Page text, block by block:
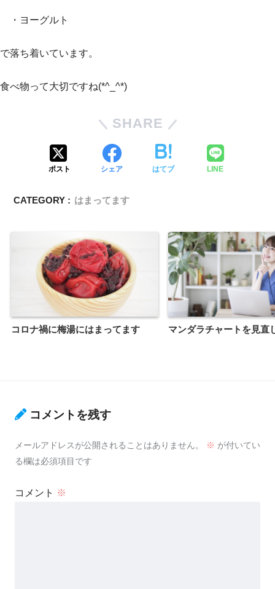
・ヨーグルト
で落ち着いています。
食べ物って大切ですね(*^_^*)
SHARE
ポスト シェア はてブ LINE
CATEGORY : はまってます
コロナ禍に梅湯にはまってます マンダラチャートを見直
コメントを残す
メールアドレスが公開されることはありません。 ※ が付いてい
る欄は必須項目です
コメント ※